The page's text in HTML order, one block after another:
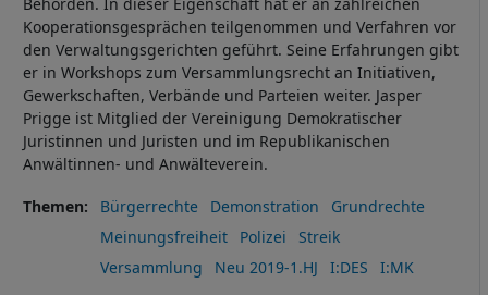
Behörden. In dieser Eigenschaft hat er an zahlreichen
Kooperationsgesprächen teilgenommen und Verfahren vor
den Verwaltungsgerichten geführt. Seine Erfahrungen gibt
er in Workshops zum Versammlungsrecht an Initiativen,
Gewerkschaften, Verbände und Parteien weiter. Jasper
Prigge ist Mitglied der Vereinigung Demokratischer
Juristinnen und Juristen und im Republikanischen
Anwältinnen- und Anwälteverein.
Themen Bürgerrechte Demonstration
Grundrechte
Meinungsfreiheit
Polizei
Streik
Versammlung
Neu 2019-1.HJ I:DES I:MK
Cookies